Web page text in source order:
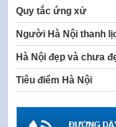
Quy tắc ứng xử
Người Hà Nội thanh
Hà Nội đẹp và chưa
Tiêu điểm Hà Nội